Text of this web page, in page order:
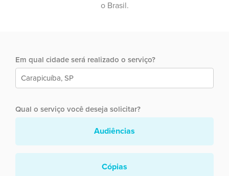
o Brasil.
Em qual cidade será realizado o serviço?
Qual o serviço você deseja solicitar?
Audiências
Cópias